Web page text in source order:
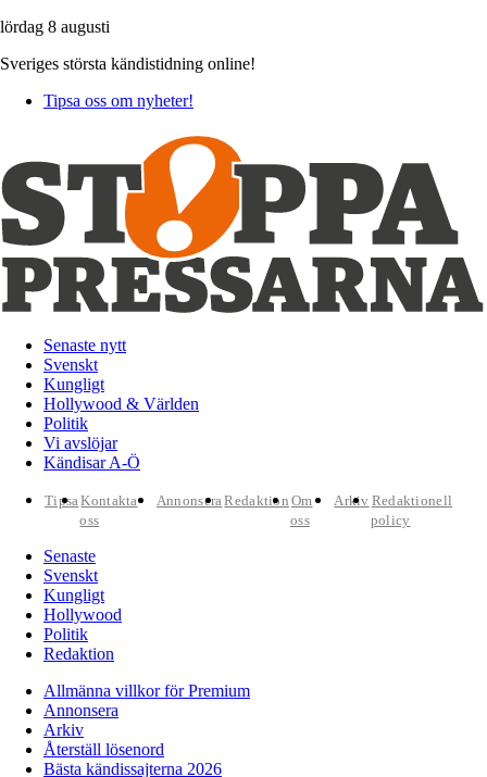
lördag 8 augusti
Sveriges största kändistidning online!
Tipsa oss om nyheter!
Senaste nytt
Svenskt
Kungligt
Hollywood & Världen
Politik
Vi avslöjar
Kändisar A-Ö
TipsaKontakta
oss
AnnonseraRedaktion Om
oss
Arkiv Redaktionell
policy
Senaste
Svenskt
Kungligt
Hollywood
Politik
Redaktion
Allmänna villkor för Premium
Annonsera
Arkiv
Återställ lösenord
Bästa kändissajterna 2026